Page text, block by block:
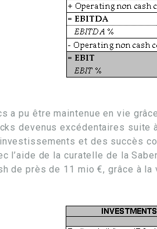
a pu être maintenue en vie
devenus excédentaires
et des succès
l’aide de la curatelle de la
de près de 11 mio €, grâce à